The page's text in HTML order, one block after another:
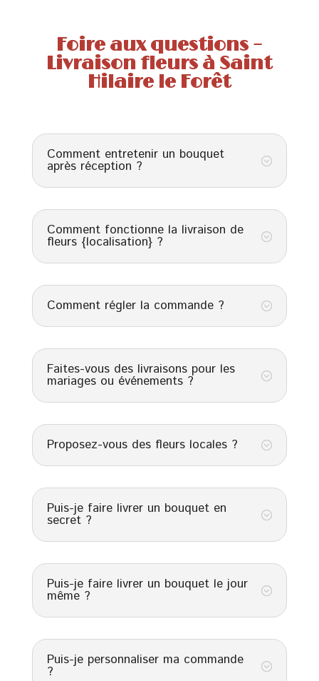
Foire aux questions –
Livraison fleurs à Saint
Hilaire le Forêt
;
Comment entretenir un bouquet
après réception ?
;
Comment fonctionne la livraison de
fleurs {localisation} ?
;
Comment régler la commande ?
;
Faites-vous des livraisons pour les
mariages ou événements ?
;
Proposez-vous des fleurs locales ?
;
Puis-je faire livrer un bouquet en
secret ?
;
Puis-je faire livrer un bouquet le jour
même ?
;
Puis-je personnaliser ma commande
?